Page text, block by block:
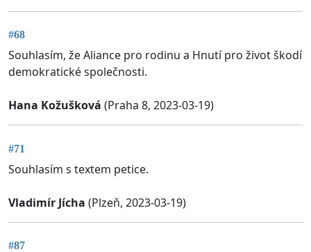
#68
Souhlasím, že Aliance pro rodinu a Hnutí pro život škodí
demokratické společnosti.
Hana Kožušková (Praha 8, 2023-03-19)
#71
Souhlasím s textem petice.
Vladimír Jícha (Plzeň, 2023-03-19)
#87